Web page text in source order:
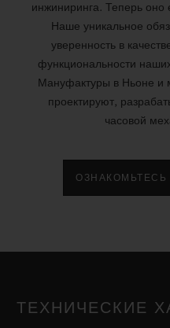
инжиниринга. Теперь оно
Наше уникальное
уверенность в
функциональности
Мануфактуры в Ньоне и
проектируют,
часовой
ОЗНАКОМЬТЕСЬ
ТЕХНИЧЕСКИЕ